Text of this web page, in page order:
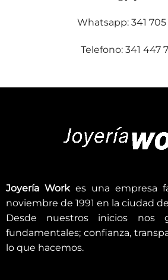
Whatsapp: 341 705
Telefono: 341 447
Joyería Workes una empresa
noviembre de 1991 en la ciudad
Desde nuestros inicios nos
fundamentales; confianza,
lo que hacemos.